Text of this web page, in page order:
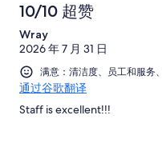
10/10 超赞
Wray
2026 年 7 月 31 日
满意：清洁度、员工和服务
通过谷歌翻译
Staff is excellent!!!